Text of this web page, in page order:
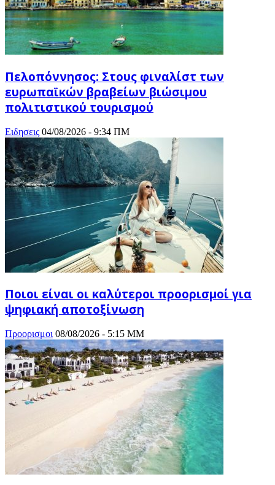
Πελοπόννησος: Στους φιναλίστ των
ευρωπαϊκών βραβείων βιώσιμου
πολιτιστικού τουρισμού
Ειδησεις 04/08/2026 - 9:34 ΠΜ
Ποιοι είναι οι καλύτεροι προορισμοί για
ψηφιακή αποτοξίνωση
Προορισμοι 08/08/2026 - 5:15 ΜΜ